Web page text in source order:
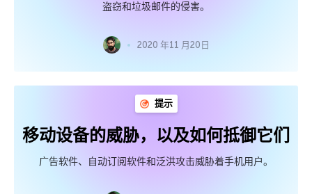
盗窃和垃圾邮件的侵害。
2020 年11 月20日
提示
移动设备的威胁，以及如何抵御它们
广告软件、自动订阅软件和泛洪攻击威胁着手机用户。